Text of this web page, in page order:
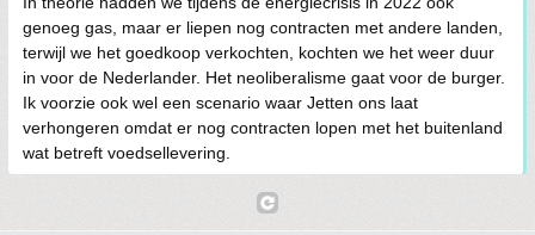
genoeg gas, maar er liepen nog contracten met andere landen,
terwijl we het goedkoop verkochten, kochten we het weer duur
in voor de Nederlander. Het neoliberalisme gaat voor de burger.
Ik voorzie ook wel een scenario waar Jetten ons laat
verhongeren omdat er nog contracten lopen met het buitenland
wat betreft voedsellevering.